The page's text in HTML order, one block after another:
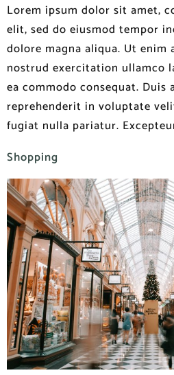
Lorem ipsum dolor sit amet,
elit, sed do eiusmod tempor
dolore magna aliqua. Ut enim
nostrud exercitation ullamco
ea commodo consequat.
reprehenderit in voluptate
fugiat nulla pariatur.
Shopping